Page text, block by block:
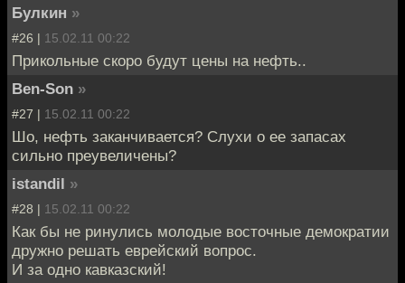
Булкин »
#26 | 15.02.11 00:22
Прикольные скоро будут цены на нефть..
Ben-Son »
#27 | 15.02.11 00:22
Шо, нефть заканчивается? Слухи о ее запасах
сильно преувеличены?
istandil »
#28 | 15.02.11 00:22
Как бы не ринулись молодые восточные демократии
дружно решать еврейский вопрос.
И за одно кавказский!